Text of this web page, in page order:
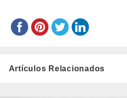
Artículos Relacionados